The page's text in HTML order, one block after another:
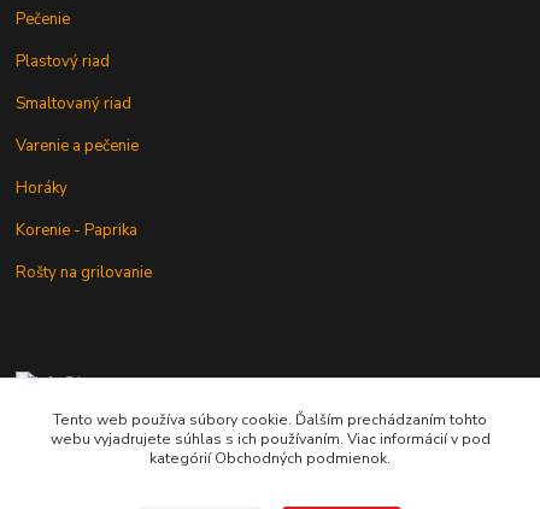
Pečenie
Plastový riad
Smaltovaný riad
Varenie a pečenie
Horáky
Korenie - Paprika
Rošty na grilovanie
+421 902 212 007
od 8:00 - do 16:00 hod
Tento web používa súbory cookie. Ďalším prechádzaním tohto
webu vyjadrujete súhlas s ich používaním. Viac informácií v pod
kategórií Obchodných podmienok.